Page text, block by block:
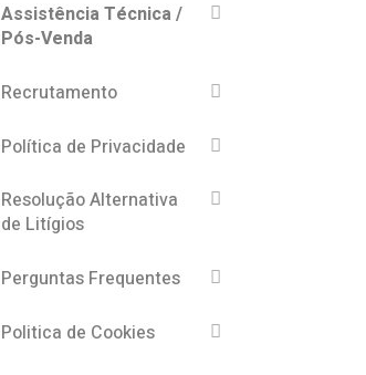
Assistência Técnica /
Pós-Venda
Recrutamento
Política de Privacidade
Resolução Alternativa
de Litígios
Perguntas Frequentes
Politica de Cookies